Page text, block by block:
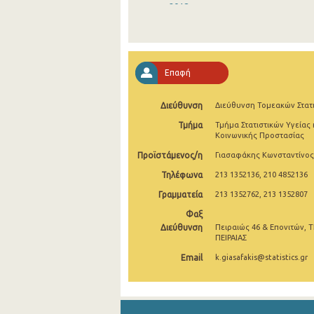
2018
2015
2014
2013
2012
2010
2009
2008
2007
Επαφή
Διεύθυνση Διεύθυνση Τομεακών
Τμήμα
Τμήμα Στατιστικών Υγείας
Κοινωνικής Προστασίας
Προϊστάμενος/η Γιασαφάκης Κωνσταντίνος
Τηλέφωνα 213 1352136, 210 4852136
Γραμματεία 213 1352762, 213 1352807
Φαξ
Διεύθυνση
Πειραιώς 46 & Επονιτών,
ΠΕΙΡΑΙΑΣ
Email k.giasafakis@statistics.gr